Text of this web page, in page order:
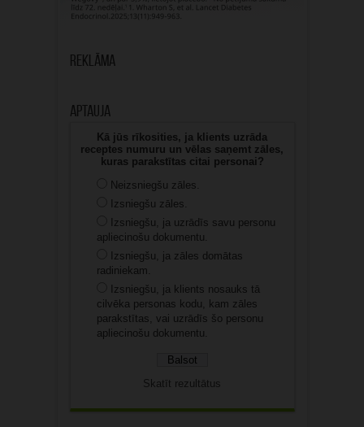
Reklāma
Aptauja
Kā jūs rīkosities, ja klients uzrāda
receptes numuru un vēlas saņemt zāles,
kuras parakstītas citai personai?
Neizsniegšu zāles.
Izsniegšu zāles.
Izsniegšu, ja uzrādīs savu personu
apliecinošu dokumentu.
Izsniegšu, ja zāles domātas
radiniekam.
Izsniegšu, ja klients nosauks tā
cilvēka personas kodu, kam zāles
parakstītas, vai uzrādīs šo personu
apliecinošu dokumentu.
Skatīt rezultātus